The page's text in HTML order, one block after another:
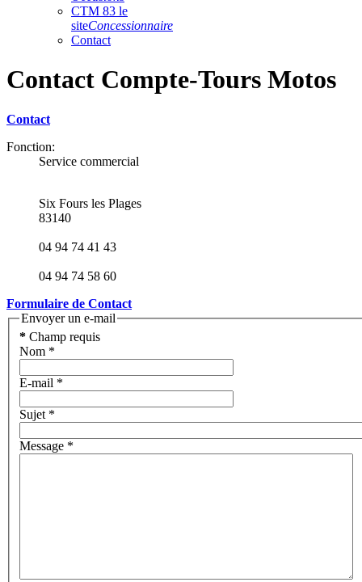
CTM 83 le
siteConcessionnaire
Contact
Contact Compte-Tours Motos
Contact
Fonction:
Service commercial
Six Fours les Plages
83140
04 94 74 41 43
04 94 74 58 60
Formulaire de Contact
Envoyer un e-mail
* Champ requis
Nom *
E-mail *
Sujet*
Message *